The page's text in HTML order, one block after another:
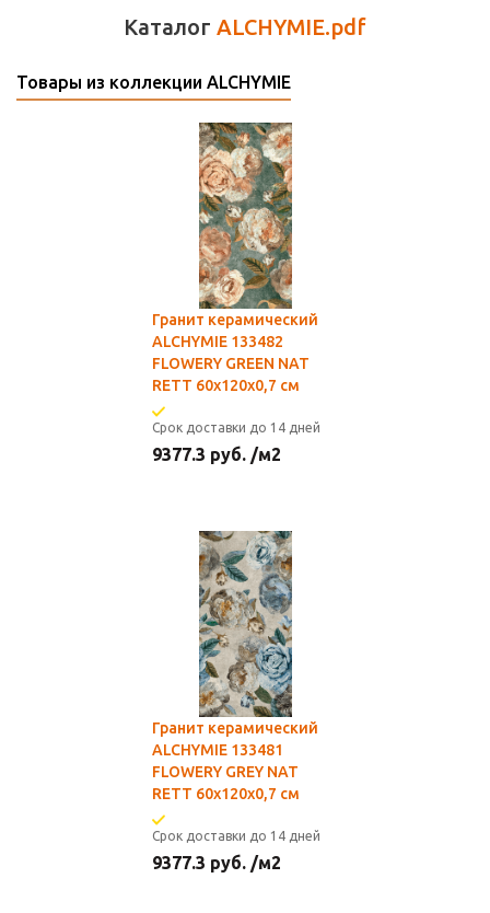
Каталог ALCHYMIE.pdf
Товары из коллекции ALCHYMIE
Гранит керамический
ALCHYMIE 133482
FLOWERY GREEN NAT
RETT 60x120x0,7 см
Срок доставки до 14 дней
9377.3 руб. /м2
Гранит керамический
ALCHYMIE 133481
FLOWERY GREY NAT
RETT 60x120x0,7 см
Срок доставки до 14 дней
9377.3 руб. /м2